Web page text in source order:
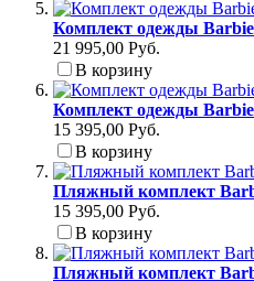
Комплект одежды
21 995,00 Руб.
В корзину
Комплект одежды Barbie
15 395,00 Руб.
В корзину
Пляжный комплект
15 395,00 Руб.
В корзину
Пляжный комплект